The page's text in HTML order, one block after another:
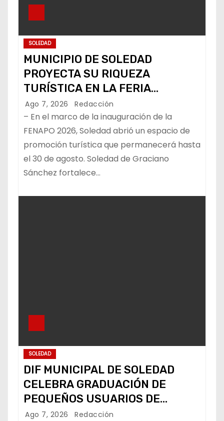
SOLEDAD
MUNICIPIO DE SOLEDAD
PROYECTA SU RIQUEZA
TURÍSTICA EN LA FERIA
NACIONAL POTOSINA
Ago 7, 2026 Redacción
– En el marco de la inauguración de la
FENAPO 2026, Soledad abrió un espacio de
promoción turística que permanecerá hasta
el 30 de agosto. Soledad de Graciano
Sánchez fortalece…
SOLEDAD
DIF MUNICIPAL DE SOLEDAD
CELEBRA GRADUACIÓN DE
PEQUEÑOS USUARIOS DE
ESTANCIAS “CAPULLITOS 1 Y 2”
Ago 7, 2026 Redacción